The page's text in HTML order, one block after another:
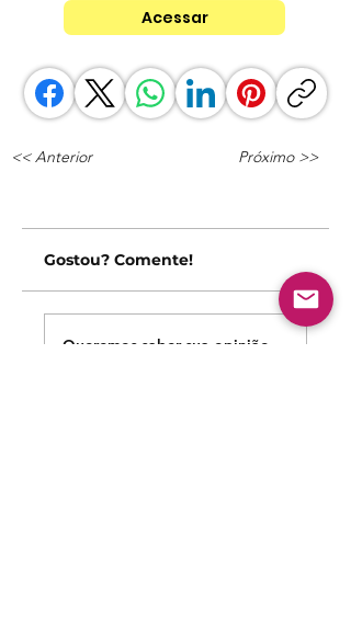
Acessar
<< Anterior Próximo >>
Gostou? Comente!
Queremos saber sua opinião sobre